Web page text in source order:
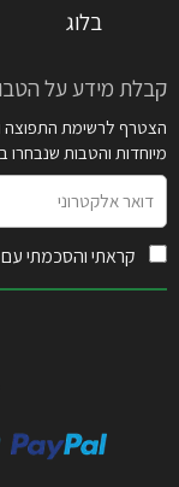
בלוג
קבלת מידע על
הצטרף לרשימת התפוצה
מיוחדות והטבות
אלקטרוני
קראתי והסכמתי עם